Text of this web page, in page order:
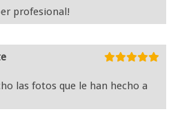
profesional!
las fotos que le han hecho a